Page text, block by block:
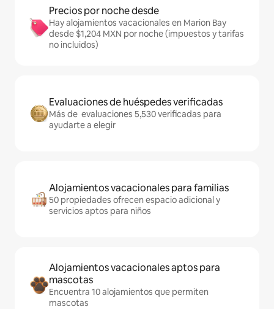
Precios por noche desde
Hay alojamientos vacacionales en Marion Bay
desde $1,204 MXN por noche (impuestos y tarifas
no incluidos)
Evaluaciones de huéspedes verificadas
Más de evaluaciones 5,530 verificadas para
ayudarte a elegir
Alojamientos vacacionales para familias
50 propiedades ofrecen espacio adicional y
servicios aptos para niños
Alojamientos vacacionales aptos para
mascotas
Encuentra 10 alojamientos que permiten
mascotas